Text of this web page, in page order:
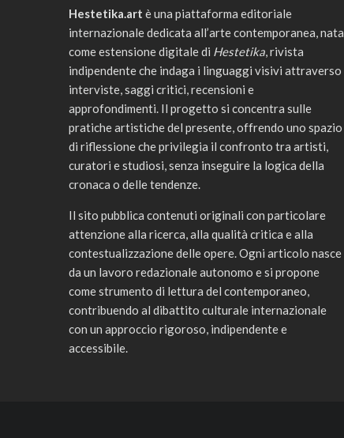
Hestetika.art è una piattaforma editoriale
internazionale dedicata all’arte contemporanea, nata
come estensione digitale di Hestetika, rivista
indipendente che indaga i linguaggi visivi attraverso
interviste, saggi critici, recensioni e
approfondimenti. Il progetto si concentra sulle
pratiche artistiche del presente, offrendo uno spazio
di riflessione che privilegia il confronto tra artisti,
curatori e studiosi, senza inseguire la logica della
cronaca o delle tendenze.
Il sito pubblica contenuti originali con particolare
attenzione alla ricerca, alla qualità critica e alla
contestualizzazione delle opere. Ogni articolo nasce
da un lavoro redazionale autonomo e si propone
come strumento di lettura del contemporaneo,
contribuendo al dibattito culturale internazionale
con un approccio rigoroso, indipendente e
accessibile.